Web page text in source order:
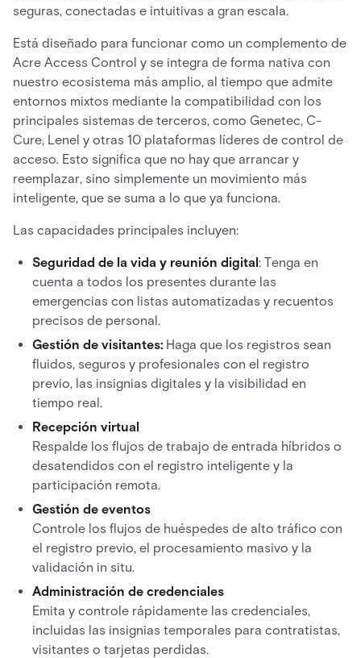
seguras, conectadas e intuitivas a gran escala.
Está diseñado para funcionar como un complemento de
Acre Access Control y se integra de forma nativa con
nuestro ecosistema más amplio, al tiempo que admite
entornos mixtos mediante la compatibilidad con los
principales sistemas de terceros, como Genetec, C-
Cure, Lenel y otras 10 plataformas líderes de control de
acceso. Esto significa que no hay que arrancar y
reemplazar, sino simplemente un movimiento más
inteligente, que se suma a lo que ya funciona.
Las capacidades principales incluyen:
Seguridad de la vida y reunión digital: Tenga en
cuenta a todos los presentes durante las
emergencias con listas automatizadas y recuentos
precisos de personal.
Gestión de visitantes: Haga que los registros sean
fluidos, seguros y profesionales con el registro
previo, las insignias digitales y la visibilidad en
tiempo real.
Recepción virtual
Respalde los flujos de trabajo de entrada híbridos o
desatendidos con el registro inteligente y la
participación remota.
Gestión de eventos
Controle los flujos de huéspedes de alto tráfico con
el registro previo, el procesamiento masivo y la
validación in situ.
Administración de credenciales
Emita y controle rápidamente las credenciales,
incluidas las insignias temporales para contratistas,
visitantes o tarjetas perdidas.